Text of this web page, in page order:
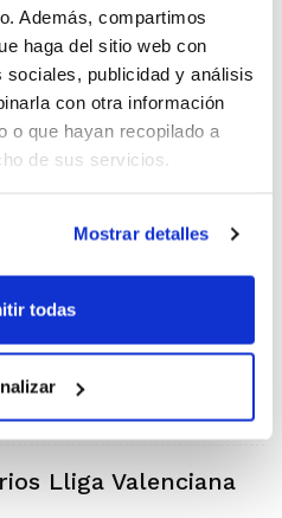
Además, compartimos
haga del sitio web con
publicidad y análisis
con otra información
o que hayan recopilado a
de sus servicios.
Mostrar detalles
todas
inscritos resto de
último día para el
Lliga Valenciana